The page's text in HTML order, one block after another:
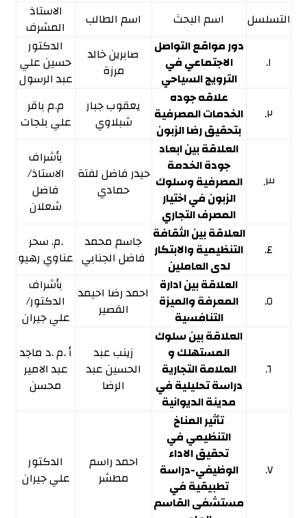
التسلسل اسم البحث اسم الطالب
الاستاذ
المشرف
١.
دور مواقع التواصل
الاجتماعي في
الترويج السياحي
صابرين خالد
مرزة
الدكتور
حسين علي
عبد الرسول
٢.
علاقه جوده
الخدمات المصرفية
بتحقيق رضا الزبون
يعقوب جبار
شبلاوي
م.م باقر
علي بلجات
٣.
العلاقة بين ابعاد
جودة الخدمة
المصرفية وسلوك
الزبون في اختيار
المصرف التجاري
حيدر فاضل لفتة
حمادي
بأشراف
الاستاذ/
فاضل
شعلان
٤.
العلاقة بين الثقافة
التنظيمية والابتكار
لدى العاملين
جاسم محمد
فاضل الجنابي
.م. سحر
عناوي رهيو
٥.
العلاقة بين ادارة
المعرفة والميزة
التنافسية
احمد رضا احيمد
القصير
بأشراف
الدكتور/
علي جيران
٦.
العلاقة بين سلوك
المستهلك و
العلامة التجارية
دراسة تحليلية في
مدينة الديوانية
زينب عبد
الحسين عبد
الرضا
أ .م .د ماجد
عبد الامير
محسن
٧.
تأثير المناخ
التنظيمي في
تحقيق الاداء
الوظيفي-دراسة
تطبيقية في
مستشفى القاسم
احمد راسم
مطشر
الدكتور
علي جيران